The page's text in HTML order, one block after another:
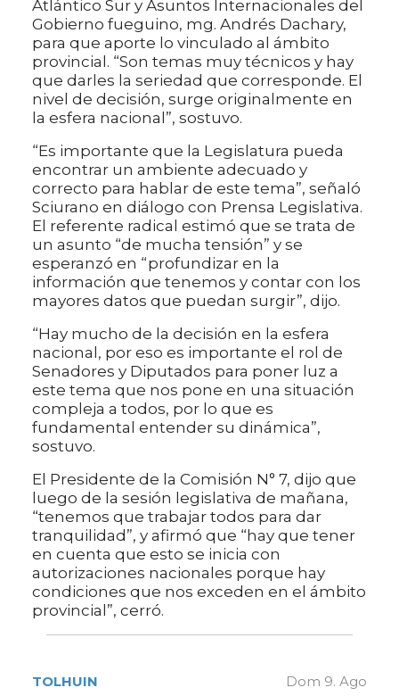
Atlántico Sur y Asuntos Internacionales del
Gobierno fueguino, mg. Andrés Dachary,
para que aporte lo vinculado al ámbito
provincial. “Son temas muy técnicos y hay
que darles la seriedad que corresponde. El
nivel de decisión, surge originalmente en
la esfera nacional”, sostuvo.
“Es importante que la Legislatura pueda
encontrar un ambiente adecuado y
correcto para hablar de este tema”, señaló
Sciurano en diálogo con Prensa Legislativa.
El referente radical estimó que se trata de
un asunto “de mucha tensión” y se
esperanzó en “profundizar en la
información que tenemos y contar con los
mayores datos que puedan surgir”, dijo.
“Hay mucho de la decisión en la esfera
nacional, por eso es importante el rol de
Senadores y Diputados para poner luz a
este tema que nos pone en una situación
compleja a todos, por lo que es
fundamental entender su dinámica”,
sostuvo.
El Presidente de la Comisión N° 7, dijo que
luego de la sesión legislativa de mañana,
“tenemos que trabajar todos para dar
tranquilidad”, y afirmó que “hay que tener
en cuenta que esto se inicia con
autorizaciones nacionales porque hay
condiciones que nos exceden en el ámbito
provincial”, cerró.
TOLHUIN Dom 9. Ago